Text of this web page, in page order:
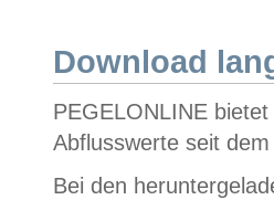
Download
PEGELONLINE
Abflusswerte seit
Bei den